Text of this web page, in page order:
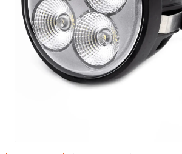
LED voordeelpakketten
Overige producten
LED voordeelpakketten
Overige producten
Bekijk alles